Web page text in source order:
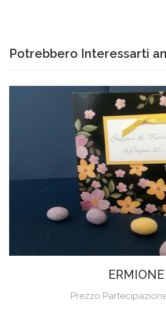
Potrebbero Interessarti
ERMIONE
Prezzo